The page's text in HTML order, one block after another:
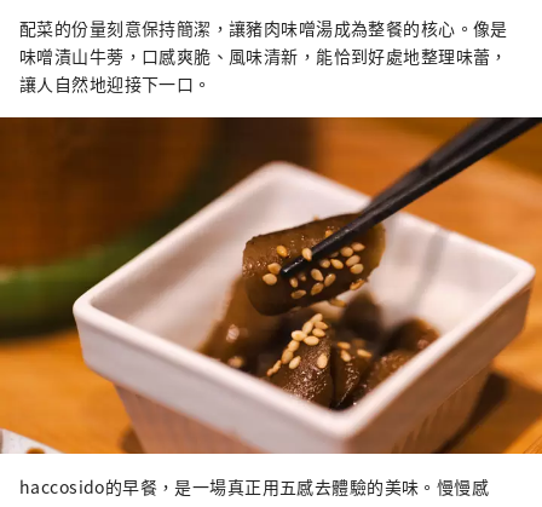
配菜的份量刻意保持簡潔，讓豬肉味噌湯成為整餐的核心。像是
味噌漬山牛蒡，口感爽脆、風味清新，能恰到好處地整理味蕾，
讓人自然地迎接下一口。
haccosido的早餐，是一場真正用五感去體驗的美味。慢慢感